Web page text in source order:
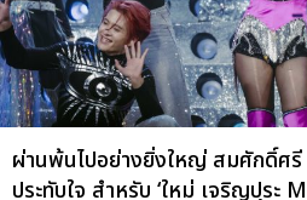
ผ่านพ้นไปอย่างยิ่งใหญ่ สมศักดิ์ศรี
ประทับใจ สำหรับ ‘ใหม่ เจริญปุระ